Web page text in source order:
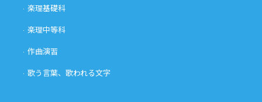
楽理基礎科
楽理中等科
作曲演習
歌う言葉、歌われる文字